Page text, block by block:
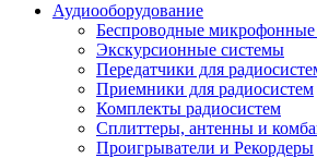
Аудиооборудование
Беспроводные
Экскурсионные системы
Передатчики для
Приемники для радиосистем
Комплекты радиосистем
Сплиттеры, антенны и
Проигрыватели и Рекордеры